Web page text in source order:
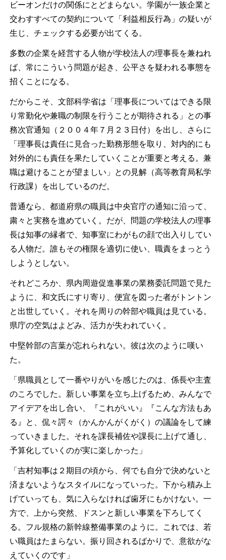
ビーオンだけの関係にとどまらない。学園が一族企業と
交わすすべての契約について「利益相反行為」の疑いが
生じ、チェックする必要が出てくる。
多数の企業を経営する人物が学校法人の理事長を兼ねれ
ば、常にこういう問題が起き、公平さを疑われる事態を
招くことになる。
だからこそ、文部科学省は「理事長についてはできる限
り常勤化や兼職の制限を行うことが期待される」との事
務次官通知（２００４年７月２３日付）を出し、さらに
「理事長は責任に見合った勤務形態を取り、対内的にも
対外的にも責任を果たしていくことが重要と考える。兼
職は避けることが望ましい」との見解（高等教育局私学
行政課）を出しているのだ。
普通なら、都道府県の職員は中央官庁の通知に沿って、
粛々と実務を進めていく。だが、問題の学校法人の理事
長は知事の縁者で、知事室にわがもの顔で出入りしてい
る人物だ。誰もその権限を適切に使い、職責をまっとう
しようとしない。
それどころか、県内周遊促進事業の業務委託問題で見た
ように、和文氏にすり寄り、便宜を図った者がトントン
と出世していく。それを周りの幹部や職員は見ている。
県庁の空気はよどみ、活力が失われていく。
中堅幹部の言葉が忘れられない。彼は次のように嘆い
た。
「県職員として一番やりがいを感じたのは、係長や主査
のころでした。新しい事業を立ち上げるため、みんなで
アイデアを出し合い、『これがいい』『こんな方法もあ
る』と、侃々諤々（かんかんがくがく）の議論をして練
っていきました。それを課長補佐や課長に上げて通し、
予算化していくのが実に楽しかった」
「吉村知事は２期目の頃から、何でも自分で決めないと
済まないようなスタイルになっていった。下から積み上
げていっても、気に入らなければ歯牙にもかけない。一
方で、上から突然、ドスンと新しい事業を下ろしてく
る。フル規格の新幹線整備事業のように。これでは、若
い職員はたまらない。振り回されるばかりで、意欲がな
えていくのです」